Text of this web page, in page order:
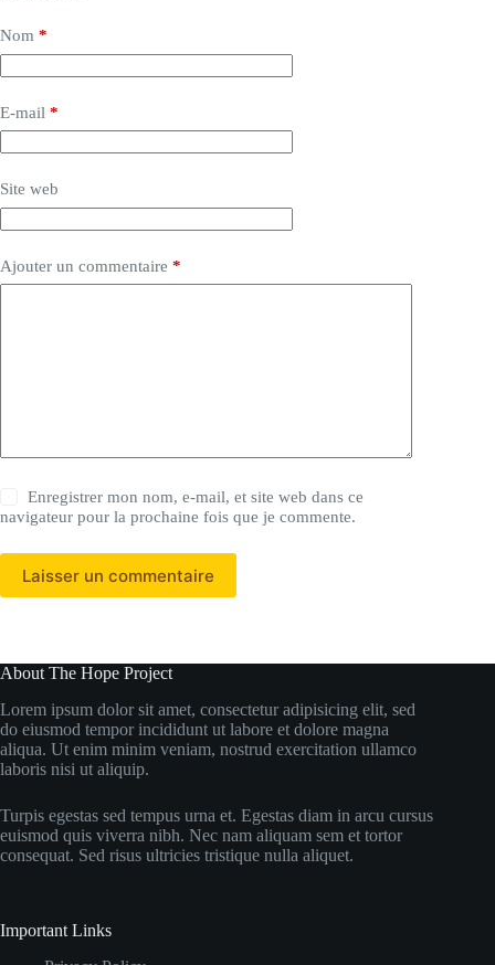
Nom *
E-mail *
Site web
Ajouter un commentaire *
Enregistrer mon nom, e-mail, et site web dans ce
navigateur pour la prochaine fois que je commente.
Laisser un commentaire
About The Hope Project
Lorem ipsum dolor sit amet, consectetur adipisicing elit, sed
do eiusmod tempor incididunt ut labore et dolore magna
aliqua. Ut enim minim veniam, nostrud exercitation ullamco
laboris nisi ut aliquip.
Turpis egestas sed tempus urna et. Egestas diam in arcu cursus
euismod quis viverra nibh. Nec nam aliquam sem et tortor
consequat. Sed risus ultricies tristique nulla aliquet.
Important Links